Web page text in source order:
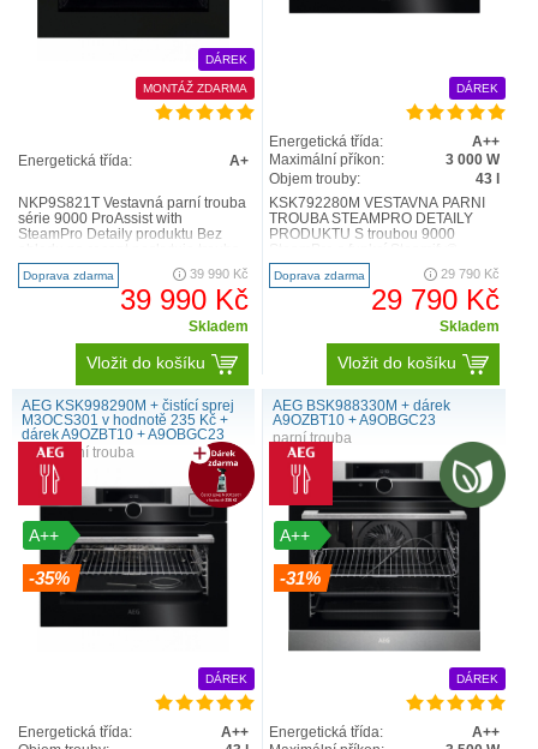
DÁREK
MONTÁŽ ZDARMA
Energetická třída: A+
NKP9S821T Vestavná parní trouba
série 9000 ProAssist with
SteamPro Detaily produktu Bez
9000 ProAssist s tech..
Doprava zdarma 39 990 Kč
39 990 Kč
Skladem
Vložit do košíku
DÁREK
Energetická třída:
A++
Maximální příkon:
3 000 W
Objem trouby:
43 l
KSK792280M VESTAVNÁ PARNÍ
TROUBA STEAMPRO DETAILY
PRODUKTU S troubou 9000
SteamPro s funkcí Steamify®
můžete doma připravovat pokrmy v
profesioná..
Doprava zdarma 29 790 Kč
29 790 Kč
Skladem
Vložit do košíku
AEG KSK998290M + čistící sprej
M3OCS301 v hodnotě 235 Kč +
dárek A9OZBT10 + A9OBGC23
kompaktní trouba
A++
-35%
DÁREK
Energetická třída:
A++
AEG BSK988330M + dárek
A9OZBT10 + A9OBGC23
parní trouba
A++
-31%
DÁREK
Energetická třída:
A++